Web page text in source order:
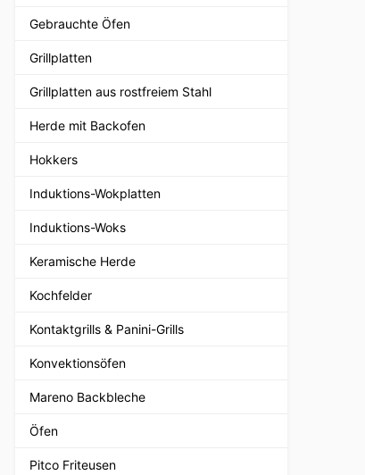
Gebrauchte Öfen
Grillplatten
Grillplatten aus rostfreiem Stahl
Herde mit Backofen
Hokkers
Induktions-Wokplatten
Induktions-Woks
Keramische Herde
Kochfelder
Kontaktgrills & Panini-Grills
Konvektionsöfen
Mareno Backbleche
Öfen
Pitco Friteusen